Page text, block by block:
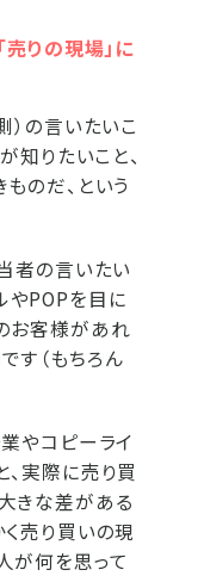
売りの現場」に
）の言いたいこ
知りたいこと、
のだ、という
者の言いたい
やPOPを目に
お客様があれ
す（もちろん
やコピーライ
実際に売り買
きな差がある
売り買いの現
が何を思って